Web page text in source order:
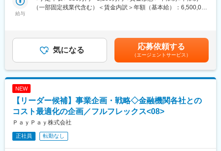
す。SlackやMeet等のツールを駆使し、非同期コミュニケーショ
■ ポジションの魅力
「PM＝価値設計者」として、仕様通りに作るのではなく「何を作
新しい働き方を自ら構築可能です。受託ではなくプラットフォー
変更の範囲：会社の定める業務
■募集背景
ダー候補）を募集いたします。
これまでは、（もちろんコストを意識しながら）PayPayチャージ
が可能な金融機関を拡大していくことでユーザーの利便性を向上
具体的には、仮説の立案→データ収集と分析による検証→解像度
の高い問題意識の洗い出し→サービス・商品・案件企画→ステー
クホルダーとの交渉→実現というサイクルを実現をしていく必要
があると考えており、当該業務全般をマネジメントしていくメン
バーが必要なことから当ポストを募集します。
給与
（一部固定残業代含む）＜賃金内訳＞年額（基本給）：6,500,000
＜昇給有無＞有＜残業手当＞有＜給与補足＞■経験、スキル、業
績、貢献度に応じ当社規定により決定■毎年1回見直し■時間外勤
務手当、深夜勤務手当有※給与支給について、一部をPayPayアカ
ウントで受け取ることが可能です（給与デジタル支払いに対応）
賃金はあくまでも目安の金額であり、選考を通じて上下する可能
気になる 応募依頼する
（エージェントサービス）
NEW
【リーダー候補】事業企画・戦略◇金融機関各社との
コスト最適化の企画／フルフレックス<08>
ＰａｙＰａｙ株式会社
正社員 転勤なし